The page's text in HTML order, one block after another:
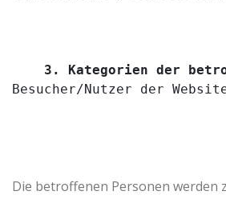
3. Kategorien der
Besucher/Nutzer der
Die betroffenen Personen werden